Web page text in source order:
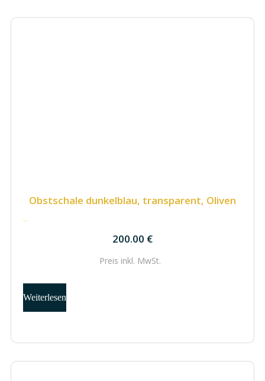
Obstschale dunkelblau, transparent, Oliven
200.00 €
200.00 €
Preis inkl. MwSt.
Weiterlesen